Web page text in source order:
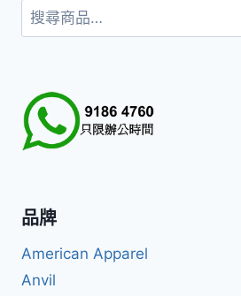
搜
尋
品牌
American Apparel
Anvil